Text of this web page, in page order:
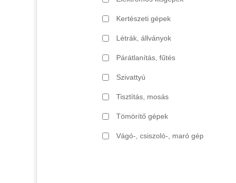
Kertészeti gépek
Létrák, állványok
Párátlanítás, fűtés
Szivattyú
Tisztítás, mosás
Tömörítő gépek
Vágó-, csiszoló-, maró gép